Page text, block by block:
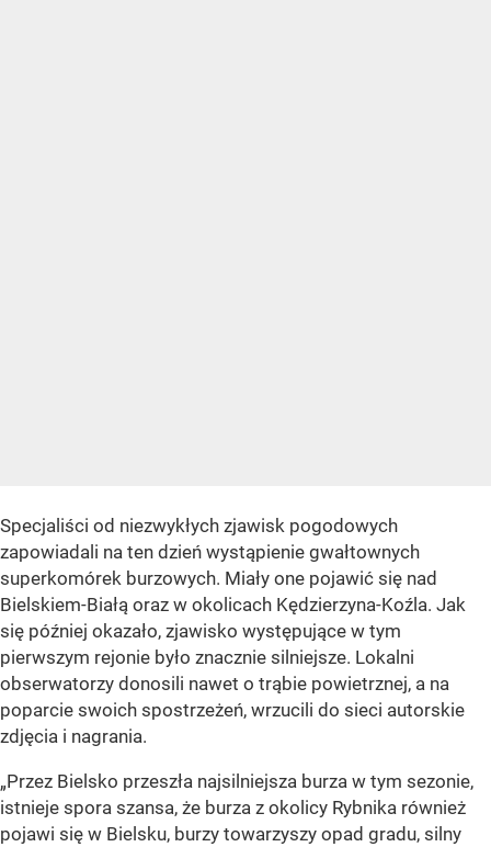
Specjaliści od niezwykłych zjawisk pogodowych
zapowiadali na ten dzień wystąpienie gwałtownych
superkomórek burzowych. Miały one pojawić się nad
Bielskiem-Białą oraz w okolicach Kędzierzyna-Koźla. Jak
się później okazało, zjawisko występujące w tym
pierwszym rejonie było znacznie silniejsze. Lokalni
obserwatorzy donosili nawet o trąbie powietrznej, a na
poparcie swoich spostrzeżeń, wrzucili do sieci autorskie
zdjęcia i nagrania.
„Przez Bielsko przeszła najsilniejsza burza w tym sezonie,
istnieje spora szansa, że burza z okolicy Rybnika również
pojawi się w Bielsku, burzy towarzyszy opad gradu, silny